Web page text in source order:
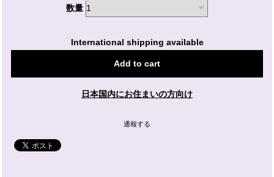
数量
International shipping available
Add to cart
日本国内にお住まいの方向け
通報する